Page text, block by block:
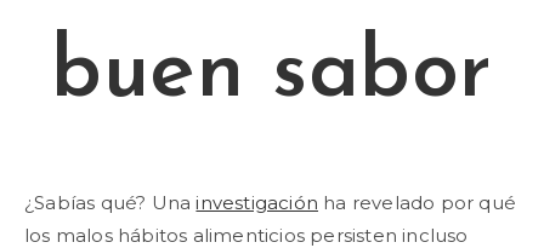
buen sabor
¿Sabías qué? Unainvestigación ha revelado por qué
los malos hábitos alimenticios persisten incluso